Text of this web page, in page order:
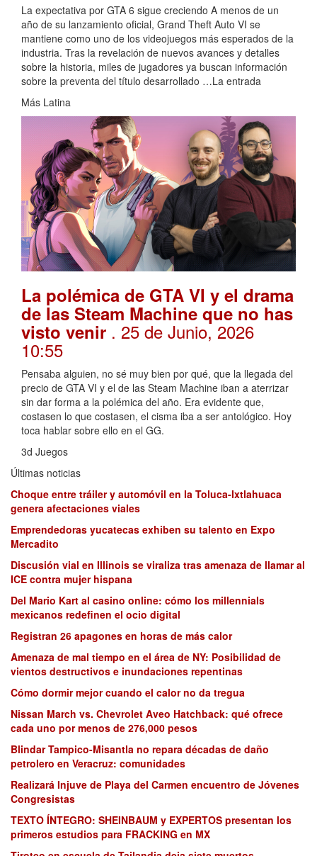
La expectativa por GTA 6 sigue creciendo A menos de un
año de su lanzamiento oficial, Grand Theft Auto VI se
mantiene como uno de los videojuegos más esperados de la
industria. Tras la revelación de nuevos avances y detalles
sobre la historia, miles de jugadores ya buscan información
sobre la preventa del título desarrollado …La entrada
Más Latina
La polémica de GTA VI y el drama
de las Steam Machine que no has
visto venir . 25 de Junio, 2026
10:55
Pensaba alguien, no sé muy bien por qué, que la llegada del
precio de GTA VI y el de las Steam Machine iban a aterrizar
sin dar forma a la polémica del año. Era evidente que,
costasen lo que costasen, el cisma iba a ser antológico. Hoy
toca hablar sobre ello en el GG.
3d Juegos
Últimas noticias
Choque entre tráiler y automóvil en la Toluca-Ixtlahuaca
genera afectaciones viales
Emprendedoras yucatecas exhiben su talento en Expo
Mercadito
Discusión vial en Illinois se viraliza tras amenaza de llamar al
ICE contra mujer hispana
Del Mario Kart al casino online: cómo los millennials
mexicanos redefinen el ocio digital
Registran 26 apagones en horas de más calor
Amenaza de mal tiempo en el área de NY: Posibilidad de
vientos destructivos e inundaciones repentinas
Cómo dormir mejor cuando el calor no da tregua
Nissan March vs. Chevrolet Aveo Hatchback: qué ofrece
cada uno por menos de 276,000 pesos
Blindar Tampico-Misantla no repara décadas de daño
petrolero en Veracruz: comunidades
Realizará Injuve de Playa del Carmen encuentro de Jóvenes
Congresistas
TEXTO ÍNTEGRO: SHEINBAUM y EXPERTOS presentan los
primeros estudios para FRACKING en MX